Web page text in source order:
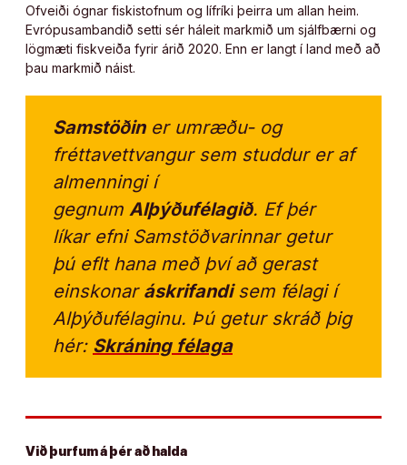
Ofveiði ógnar fiskistofnum og lífríki þeirra um allan heim.
Evrópusambandið setti sér háleit markmið um sjálfbærni og
lögmæti fiskveiða fyrir árið 2020. Enn er langt í land með að
þau markmið náist.
Samstöðiner umræðu- og
fréttavettvangur sem studdur er af
almenningi í
gegnum Alþýðufélagið. Ef þér
líkar efni Samstöðvarinnar getur
þú eflt hana með því að gerast
einskonar áskrifandisem félagi í
Alþýðufélaginu. Þú getur skráð þig
hér: Skráning félaga
Við þurfum á þér að halda